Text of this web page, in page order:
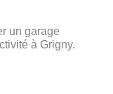
un garage
à Grigny.